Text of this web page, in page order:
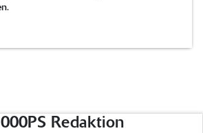
Redaktion